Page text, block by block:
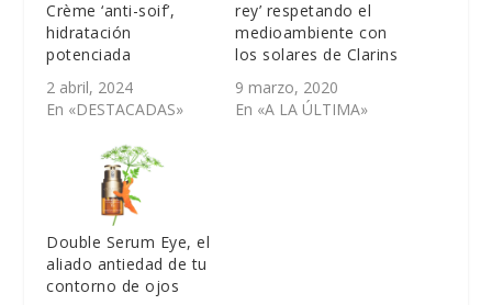
Crème ‘anti-soif’,
hidratación
potenciada
2 abril, 2024
En «DESTACADAS»
rey’ respetando el
medioambiente con
los solares de Clarins
9 marzo, 2020
En «A LA ÚLTIMA»
Double Serum Eye, el
aliado antiedad de tu
contorno de ojos